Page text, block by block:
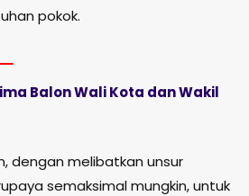
pokok.
Balon Wali Kota dan Wakil
dengan melibatkan unsur
semaksimal mungkin, untuk